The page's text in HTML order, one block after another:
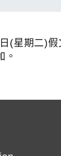
(星期二)
。